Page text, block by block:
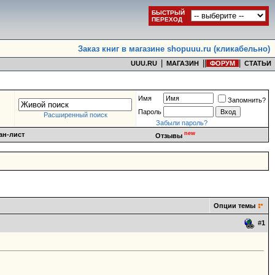
БЫСТРЫЙ
ПЕРЕХОД
Заказ книг в магазине shopuuu.ru (кликабельно)
UUU.RU МАГАЗИН ФОРУМ СТАТЬИ
Расширенный поиск
Имя
Запомнить?
Пароль
Забыли пароль?
лист
Отзывы new
Опции темы
#1